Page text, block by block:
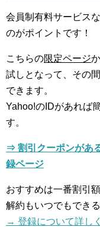
会員制有料サービス
のがポイントです！
こちらの限定ページ
試しとなって、その
できます。
Yahoo!のIDがあれば
す。
⇒ 割引クーポンがあ
録ページ
おすすめは一番割引
解約もいつでもでき
→ 登録について詳しく